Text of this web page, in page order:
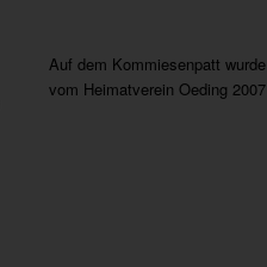
Auf dem Kommiesenpatt
vom Heimatverein Oeding